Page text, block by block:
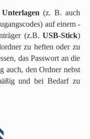
(z. B. auch
auf einem -
(z.B.USB-Stick)
zu heften oder zu
das Passwort an die
auch, den Ordner nebst
und bei Bedarf zu